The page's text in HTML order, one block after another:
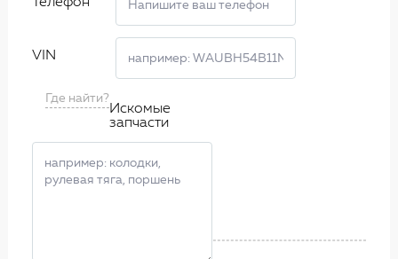
VIN
Где найти?
Искомые
запчасти